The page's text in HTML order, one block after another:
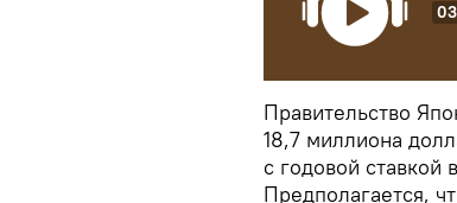
Правительство
18,7 миллиона
с годовой ставкой
Предполагается,